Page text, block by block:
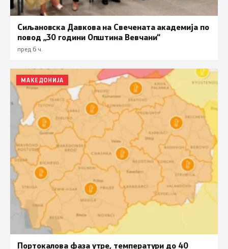
Сиљановска Давкова на Свечената академија по
повод „30 години Општина Вевчани“
пред 6 ч.
МАКЕДОНИЈА
Портокалова фаза утре, температури до 40